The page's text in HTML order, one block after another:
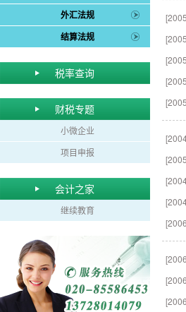
外汇法规
结算法规
税率查询
财税专题
小微企业
项目申报
会计之家
继续教育